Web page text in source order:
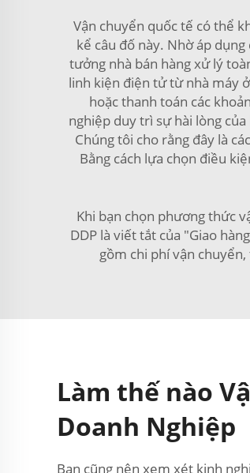
Vận chuyển quốc tế có thể
kể câu đố này. Nhờ áp
tưởng nhà bán hàng xử lý
linh kiện điện tử từ nhà máy
hoặc thanh toán các
nghiệp duy trì sự hài lòng
Chúng tôi cho rằng đây là
Bằng cách lựa chọn điều
Khi bạn chọn phương thức
DDP là viết tắt của "Giao
gồm chi phí vận
Làm thế nào
Doanh Nghiệp
Bạn cũng nên xem xét kinh